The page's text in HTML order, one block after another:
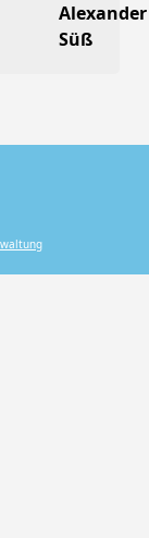
Alexander
Süß